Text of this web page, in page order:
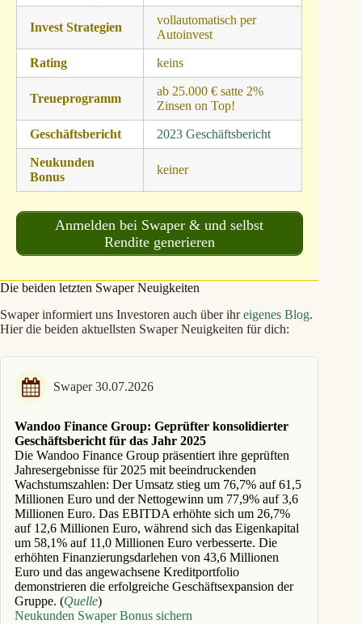
Invest Strategien
vollautomatisch per
Autoinvest
Rating keins
Treueprogramm
ab 25.000 € satte 2%
Zinsen on Top!
Geschäftsbericht 2023 Geschäftsbericht
Neukunden
Bonus
keiner
Anmelden bei Swaper & und selbst
Rendite generieren
Die beiden letzten Swaper Neuigkeiten
Swaper informiert uns Investoren auch über ihreigenes Blog.
Hier die beiden aktuellsten Swaper Neuigkeiten für dich:
Swaper 30.07.2026
Wandoo Finance Group: Geprüfter konsolidierter
Geschäftsbericht für das Jahr 2025
Die Wandoo Finance Group präsentiert ihre geprüften
Jahresergebnisse für 2025 mit beeindruckenden
Wachstumszahlen: Der Umsatz stieg um 76,7% auf 61,5
Millionen Euro und der Nettogewinn um 77,9% auf 3,6
Millionen Euro. Das EBITDA erhöhte sich um 26,7%
auf 12,6 Millionen Euro, während sich das Eigenkapital
um 58,1% auf 11,0 Millionen Euro verbesserte. Die
erhöhten Finanzierungsdarlehen von 43,6 Millionen
Euro und das angewachsene Kreditportfolio
demonstrieren die erfolgreiche Geschäftsexpansion der
Gruppe. (Quelle)
Neukunden Swaper Bonus sichern